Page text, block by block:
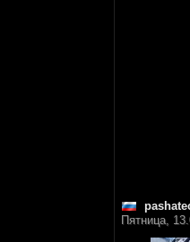
Пятница,